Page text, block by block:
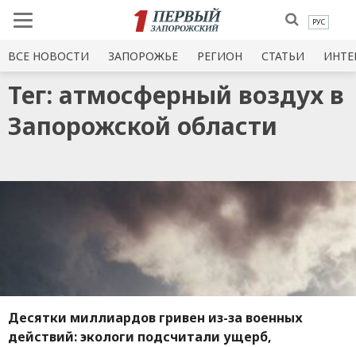
РУС
ВСЕ НОВОСТИ ЗАПОРОЖЬЕ РЕГИОН СТАТЬИ
Тег: атмосферный воздух в
Запорожской области
Десятки миллиардов гривен из-за военных
действий: экологи подсчитали ущерб,